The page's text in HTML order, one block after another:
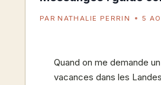
PAR NATHALIE PERRIN 5
Quand on me demande
vacances dans les